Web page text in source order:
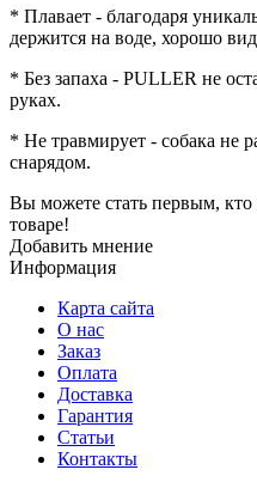
* Плавает - благодаря
держится на воде, хорошо
* Без запаха - PULLER не
руках.
* Не травмирует - собака не
снарядом.
Вы можете стать первым,
товаре!
Добавить мнение
Информация
Карта сайта
О нас
Заказ
Оплата
Доставка
Гарантия
Статьи
Контакты